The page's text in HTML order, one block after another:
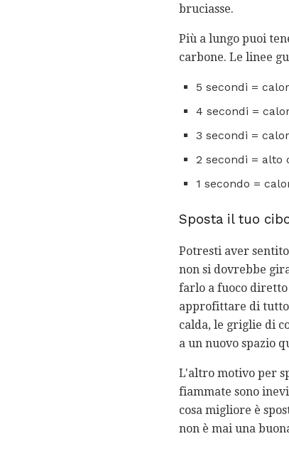
bruciasse.
Più a lungo puoi
carbone. Le linee
5 secondi =
4 secondi =
3 secondi =
2 secondi = alto
1 secondo =
Sposta il tuo
Potresti aver
non si dovrebbe
farlo a fuoco
approfittare di tutto
calda, le griglie di
a un nuovo spazio
L'altro motivo per
fiammate sono
cosa migliore è
non è mai una